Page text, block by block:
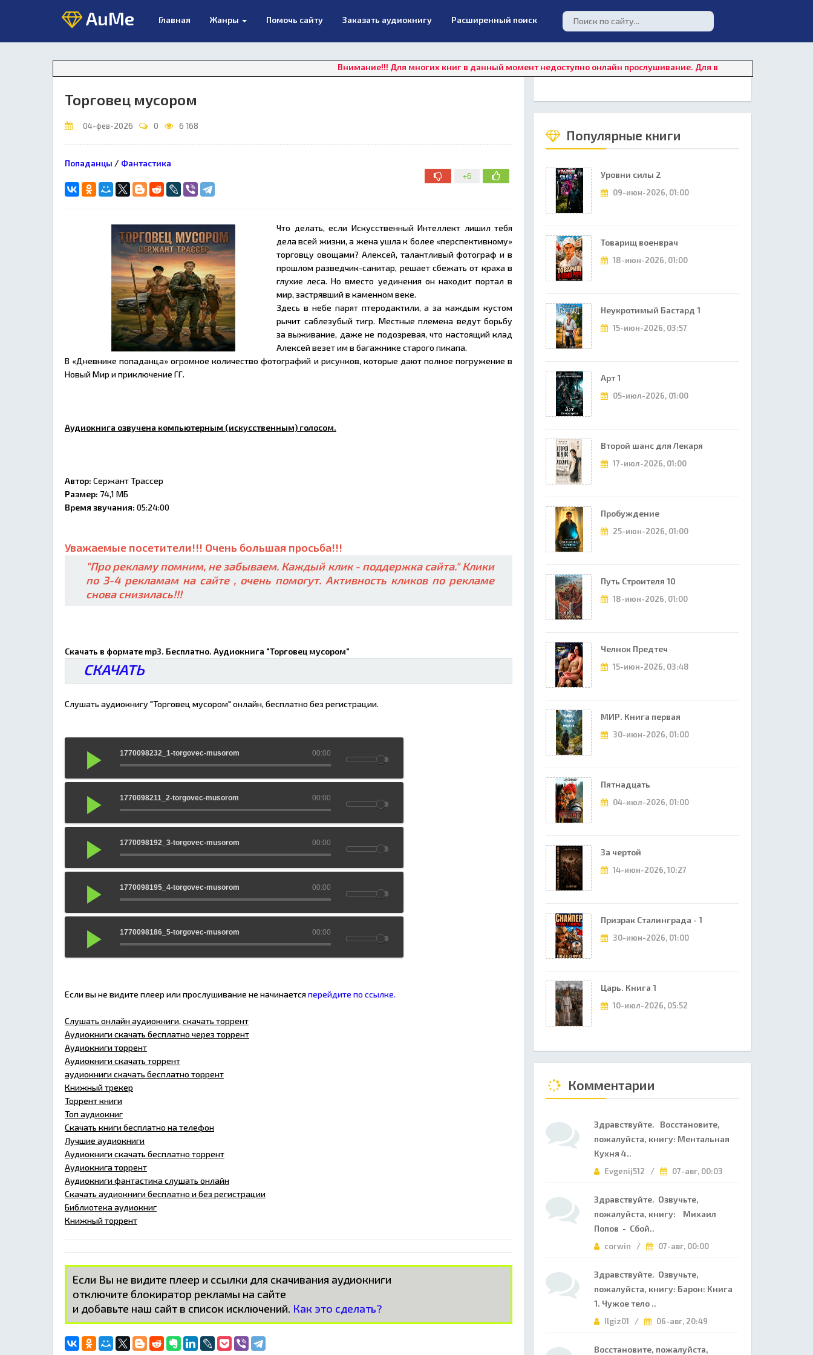
AuMe Главная Жанры Помочь сайту Заказать аудиокнигу Расширенный поиск
Внимание!!! Для многих книг в данный момент недоступно онлайн прослушивание. Для восстановления работы
Торговец мусором
04-фев-2026 0 6 168
+6
Попаданцы / Фантастика
Что делать, если Искусственный Интеллект лишил тебя
дела всей жизни, а жена ушла к более «перспективному»
торговцу овощами? Алексей, талантливый фотограф и в
прошлом разведчик-санитар, решает сбежать от краха в
глухие леса. Но вместо уединения он находит портал в
мир, застрявший в каменном веке.
Здесь в небе парят птеродактили, а за каждым кустом
рычит саблезубый тигр. Местные племена ведут борьбу
за выживание, даже не подозревая, что настоящий клад
Алексей везет им в багажнике старого пикапа.
В «Дневнике попаданца» огромное количество фотографий и рисунков, которые дают полное погружение в
Новый Мир и приключение ГГ.
Аудиокнига озвучена компьютерным (искусственным) голосом.
Автор: Сержант Трассер
Размер: 74,1 МБ
Время звучания: 05:24:00
Уважаемые посетители!!! Очень большая просьба!!!
"Про рекламу помним, не забываем. Каждый клик - поддержка сайта." Клики
по 3-4 рекламам на сайте , очень помогут. Активность кликов по рекламе
снова снизилась!!!
Скачать в формате mp3. Бесплатно. Аудиокнига "Торговец мусором"
СКАЧАТЬ
Слушать аудиокнигу "Торговец мусором" онлайн, бесплатно без регистрации.
00:00
1770098232_1-torgovec-musorom
00:00
1770098211_2-torgovec-musorom
00:00
1770098192_3-torgovec-musorom
00:00
1770098195_4-torgovec-musorom
00:00
1770098186_5-torgovec-musorom
Если вы не видите плеер или прослушивание не начинаетсяперейдите по ссылке.
Слушать онлайн аудиокниги, скачать торрент
Аудиокниги скачать бесплатно через торрент
Аудиокниги торрент
Аудиокниги скачать торрент
аудиокниги скачать бесплатно торрент
Книжный трекер
Торрент книги
Топ аудиокниг
Скачать книги бесплатно на телефон
Лучшие аудиокниги
Аудиокниги скачать бесплатно торрент
Аудиокнига торрент
Аудиокниги фантастика слушать онлайн
Скачать аудиокниги бесплатно и без регистрации
Библиотека аудиокниг
Книжный торрент
Если Вы не видите плеер и ссылки для скачивания аудиокниги
отключите блокиратор рекламы на сайте
и добавьте наш сайт в список исключений. Как это сделать?
Популярные книги
Уровни силы 2
09-июн-2026, 01:00
Товарищ военврач
18-июн-2026, 01:00
Неукротимый Бастард 1
15-июн-2026, 03:57
Арт 1
05-июл-2026, 01:00
Второй шанс для Лекаря
17-июл-2026, 01:00
Пробуждение
25-июн-2026, 01:00
Путь Строителя 10
18-июн-2026, 01:00
Челнок Предтеч
15-июн-2026, 03:48
МИР. Книга первая
30-июн-2026, 01:00
Пятнадцать
04-июл-2026, 01:00
За чертой
14-июн-2026, 10:27
Призрак Сталинграда - 1
30-июн-2026, 01:00
Царь. Книга 1
10-июл-2026, 05:52
Комментарии
Здравствуйте. Восстановите,
пожалуйста, книгу: Ментальная
Кухня 4..
Evgenij512 / 07-авг, 00:03
Здравствуйте. Озвучьте,
пожалуйста, книгу: Михаил
Попов - Сбой..
corwin / 07-авг, 00:00
Здравствуйте. Озвучьте,
пожалуйста, книгу: Барон: Книга
1. Чужое тело ..
Ilgiz01 / 06-авг, 20:49
Восстановите, пожалуйста,